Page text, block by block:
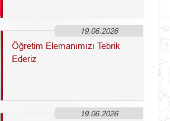
19.06.2026
Öğretim Elemanımızı Tebrik
Ederiz
19.06.2026